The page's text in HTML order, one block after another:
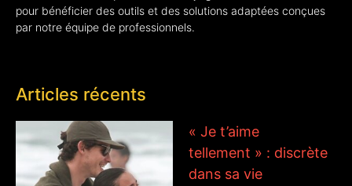
pour bénéficier des outils et des solutions adaptées conçues
par notre équipe de professionnels.
Articles récents
« Je t’aime
tellement » : discrète
dans sa vie